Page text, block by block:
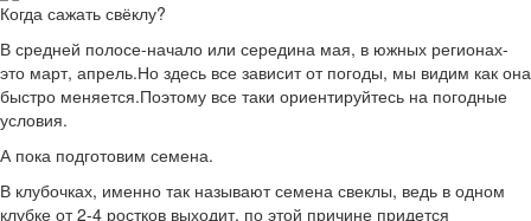
Когда сажать свёклу?
В средней полосе-начало или середина мая, в южных регионах-
это март, апрель.Но здесь все зависит от погоды, мы видим как она
быстро меняется.Поэтому все таки ориентируйтесь на погодные
условия.
А пока подготовим семена.
В клубочках, именно так называют семена свеклы, ведь в одном
клубке от 2-4 ростков выходит, по этой причине придется